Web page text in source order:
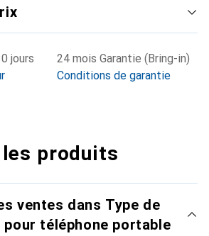
jours
24 mois Garantie (Bring-in)
Conditions de garantie
produits
ventes dans Type de
pour téléphone portable